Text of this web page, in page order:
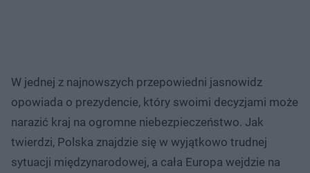
W jednej z najnowszych przepowiedni jasnowidz
opowiada o prezydencie, który swoimi decyzjami może
narazić kraj na ogromne niebezpieczeństwo. Jak
twierdzi, Polska znajdzie się w wyjątkowo trudnej
sytuacji międzynarodowej, a cała Europa wejdzie na